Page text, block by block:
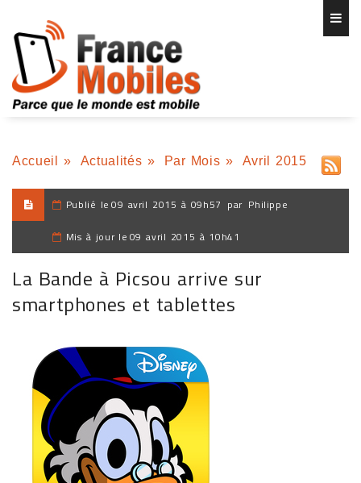
Accueil » Actualités » Par Mois » Avril 2015
Publié le 09 avril 2015 à 09h57 par Philippe
Mis à jour le 09 avril 2015 à 10h41
La Bande à Picsou arrive sur
smartphones et tablettes